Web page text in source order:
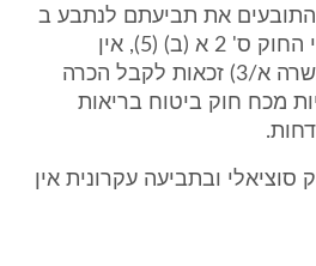
התובעים את תביעתם לנתבע ב
6/02 ובין אם תבחן לפי החוק ס' 2 א (ב) (5), אין
לתובעים (שהם בעלי אשרה א/3) זכאות לקבל הכרה
מכח חוק ביטוח בריאות
ובתביעה עקרונית אין